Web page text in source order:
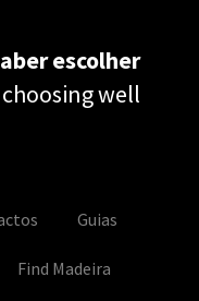
escolher
well
Guias
Find Madeira